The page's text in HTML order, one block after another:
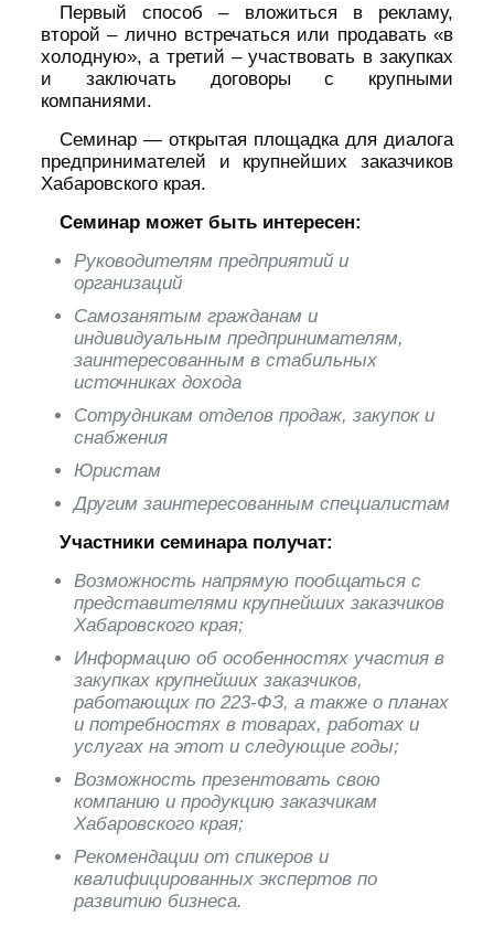
Первый способ – вложиться в рекламу,
второй – лично встречаться или продавать «в
холодную», а третий – участвовать в закупках
и заключать договоры с крупными
компаниями.
Семинар — открытая площадка для диалога
предпринимателей и крупнейших заказчиков
Хабаровского края.
Семинар может быть интересен:
Руководителям предприятий и
организаций
Самозанятым гражданам и
индивидуальным предпринимателям,
заинтересованным в стабильных
источниках дохода
Сотрудникам отделов продаж, закупок и
снабжения
Юристам
Другим заинтересованным специалистам
Участники семинара получат:
Возможность напрямую пообщаться с
представителями крупнейших заказчиков
Хабаровского края;
Информацию об особенностях участия в
закупках крупнейших заказчиков,
работающих по 223-ФЗ, а также о планах
и потребностях в товарах, работах и
услугах на этот и следующие годы;
Возможность презентовать свою
компанию и продукцию заказчикам
Хабаровского края;
Рекомендации от спикеров и
квалифицированных экспертов по
развитию бизнеса.